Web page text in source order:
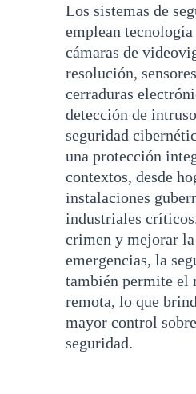
Los sistemas de
emplean
cámaras de
resolución,
cerraduras
detección de
seguridad
una protección
contextos, desde
instalaciones
industriales
crimen y mejorar la
emergencias, la
también permite el
remota, lo que
mayor control
seguridad.